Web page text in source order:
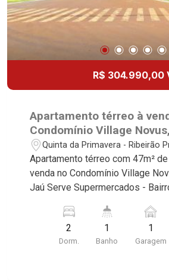
R$ 304.990,00
Apartamento térreo à
Condomínio Village
Jaú Serve Supermercados
Preto/SP.
Quinta da Primavera - Ribeirão
Apartamento térreo com 47m²
venda no Condomínio Village
Jaú Serve Supermercados -
características deste imóvel que
Imobiliária selecionou para você: - 47m² de área
útil - 2 dormitórios - Banheiro
2
Dorm.
1
Banho
1
Garagem